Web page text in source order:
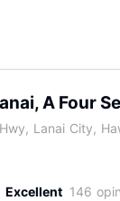
A Four
Lanai City,
Excellent 146